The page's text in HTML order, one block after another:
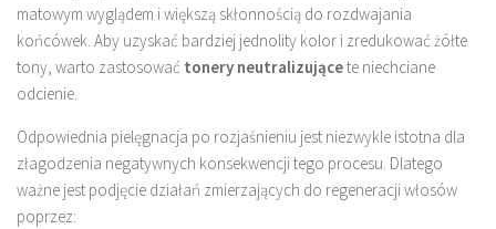
matowym wyglądem i większą skłonnością do rozdwajania
końcówek. Aby uzyskać bardziej jednolity kolor i zredukować żółte
tony, warto zastosować tonery neutralizującete niechciane
odcienie.
Odpowiednia pielęgnacja po rozjaśnieniu jest niezwykle istotna dla
złagodzenia negatywnych konsekwencji tego procesu. Dlatego
ważne jest podjęcie działań zmierzających do regeneracji włosów
poprzez: